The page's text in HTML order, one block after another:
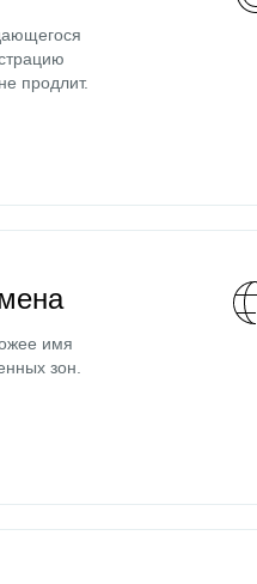
продлит.
имя
зон.